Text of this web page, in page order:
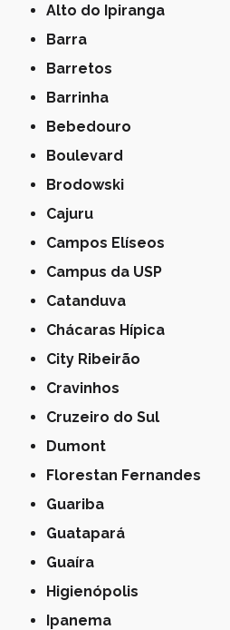
Alto do Ipiranga
Barra
Barretos
Barrinha
Bebedouro
Boulevard
Brodowski
Cajuru
Campos Elíseos
Campus da USP
Catanduva
Chácaras Hípica
City Ribeirão
Cravinhos
Cruzeiro do Sul
Dumont
Florestan Fernandes
Guariba
Guatapará
Guaíra
Higienópolis
Ipanema